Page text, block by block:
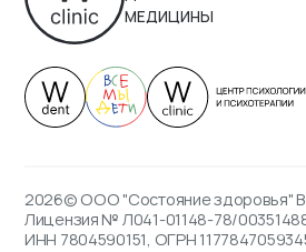
МЕДИЦИНЫ
2026© ООО "Состояние здоровья"
Лицензия № Л041-01148-78/
ИНН 7804590151, ОГРН